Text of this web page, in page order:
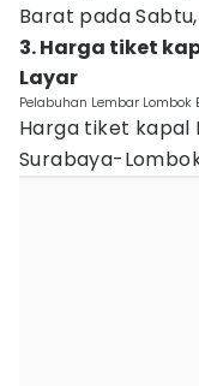
Barat pada Sabtu,
3. Harga tiket
Layar
Pelabuhan Lembar
Harga tiket kapal
Surabaya-